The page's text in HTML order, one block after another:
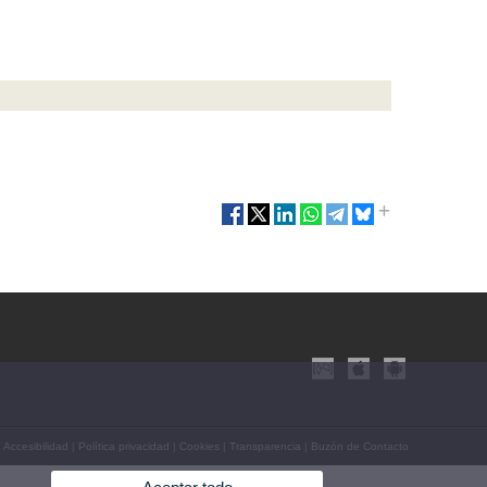
Accesibilidad Política privacidad Cookies Transparencia Buzón de Contacto